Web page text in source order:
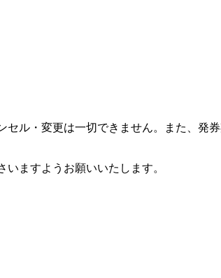
ル・変更は一切できません。また、発
ますようお願いいたします。